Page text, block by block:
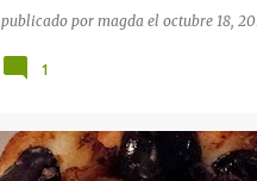
nuevos lomos de Ahumados
publicado por magda el octubre 18,
1
APERITIVOS RECETAS